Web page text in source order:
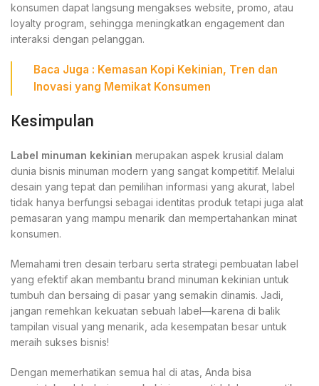
konsumen dapat langsung mengakses website, promo, atau
loyalty program, sehingga meningkatkan engagement dan
interaksi dengan pelanggan.
Baca Juga : Kemasan Kopi Kekinian, Tren dan
Inovasi yang Memikat Konsumen
Kesimpulan
Label minuman kekinian merupakan aspek krusial dalam
dunia bisnis minuman modern yang sangat kompetitif. Melalui
desain yang tepat dan pemilihan informasi yang akurat, label
tidak hanya berfungsi sebagai identitas produk tetapi juga alat
pemasaran yang mampu menarik dan mempertahankan minat
konsumen.
Memahami tren desain terbaru serta strategi pembuatan label
yang efektif akan membantu brand minuman kekinian untuk
tumbuh dan bersaing di pasar yang semakin dinamis. Jadi,
jangan remehkan kekuatan sebuah label—karena di balik
tampilan visual yang menarik, ada kesempatan besar untuk
meraih sukses bisnis!
Dengan memerhatikan semua hal di atas, Anda bisa